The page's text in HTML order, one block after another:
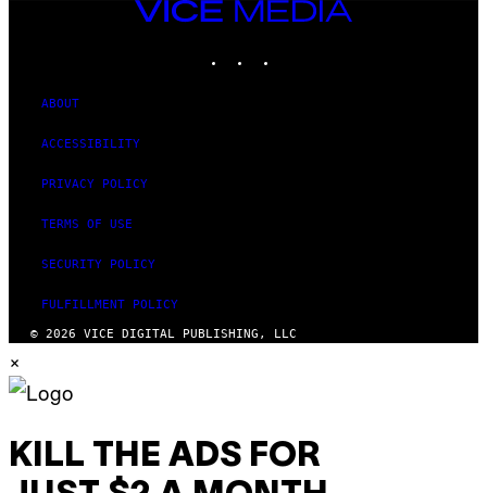
VICE
ABOUT
ACCESSIBILITY
PRIVACY POLICY
TERMS OF USE
SECURITY POLICY
FULFILLMENT POLICY
© 2026 VICE DIGITAL PUBLISHING, LLC
×
KILL THE ADS FOR